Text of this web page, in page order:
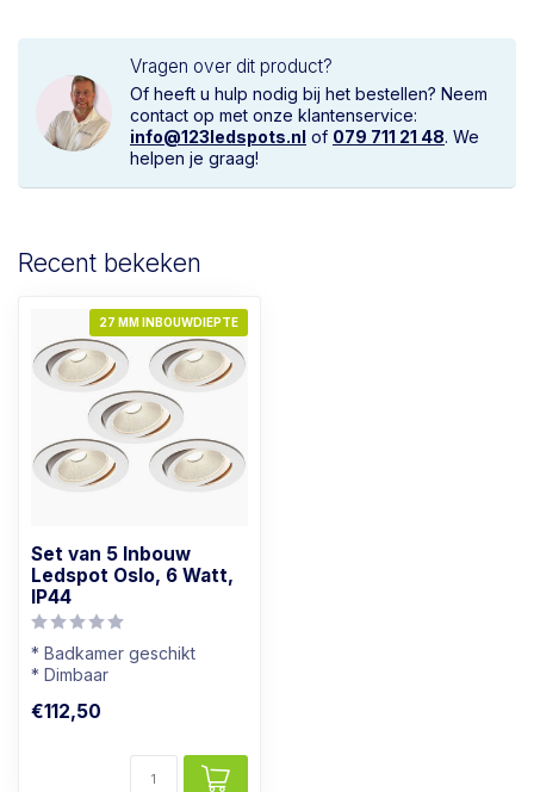
Vragen over dit product?
Of heeft u hulp nodig bij het bestellen? Neem
contact op met onze klantenservice:
info@123ledspots.nl of 079 711 21 48. We
helpen je graag!
Recent bekeken
27 MM INBOUWDIEPTE
Set van 5 Inbouw
Ledspot Oslo, 6 Watt,
IP44
* Badkamer geschikt
* Dimbaar
* Wit Armatuur
€112,50